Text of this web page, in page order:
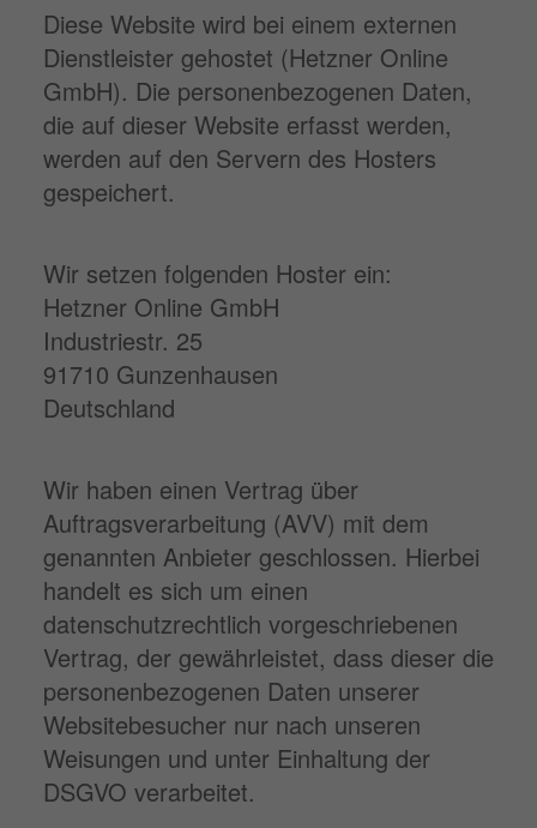
Diese Website wird bei einem externen
Dienstleister gehostet (Hetzner Online
GmbH). Die personenbezogenen Daten,
die auf dieser Website erfasst werden,
werden auf den Servern des Hosters
gespeichert.
Wir setzen folgenden Hoster ein:
Hetzner Online GmbH
Industriestr. 25
91710 Gunzenhausen
Deutschland
Wir haben einen Vertrag über
Auftragsverarbeitung (AVV) mit dem
genannten Anbieter geschlossen. Hierbei
handelt es sich um einen
datenschutzrechtlich vorgeschriebenen
Vertrag, der gewährleistet, dass dieser die
personenbezogenen Daten unserer
Websitebesucher nur nach unseren
Weisungen und unter Einhaltung der
DSGVO verarbeitet.